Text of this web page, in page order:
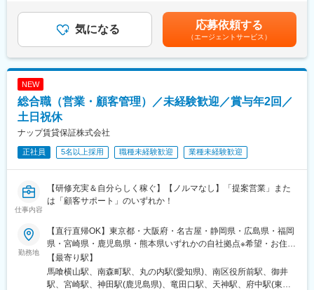
境の中で、即戦力としてご活躍いただける方を歓迎します
変更の範囲：会社の定める業務
今回募集の審査分析部は10名で構成をされており、AIや機械学習
などデータサイエンティストとしての高度な分析を行い、分析結
果を業務適用することがミッションです。
トのある業務に携わることができます。
■当ポジションの魅力：
協業をしているので、大規模データに触れながら課題分析～改善
イエンスの力でモデル作成や施策を開発すると、経営的な効果を
感じることができ事業への貢献度が高いです。
を担うマネジメントポジションだけでなく、エキスパート的役割
としてデータサイエンティストのスペシャリストを目指せます。
・スピード感のある環境で会社の利益に直結する案件に携わるこ
とができるので、常にエキサイティングな経験ができます。
・機械学習ツールとしてDataRobot、DWHとしてGCPを導入し、
ティブ）：年1回（会社業績および個人貢献度によりを支給）賃金
はあくまでも目安の金額であり、選考を通じて上下する可能性が
あります。月給(月額)は固定手当を含めた表記です。
気になる 応募依頼する
（エージェントサービス）
NEW
総合職（営業・顧客管理）／未経験歓迎／賞与年2回／
土日祝休
ナップ賃貸保証株式会社
正社員 5名以上採用 職種未経験歓迎 業種未経験歓迎
仕事内容
【研修充実＆自分らしく稼ぐ】【ノルマなし】「提案営業」また
は「顧客サポート」のいずれか！
勤務地
【直行直帰OK】東京都・大阪府・名古屋・静岡県・広島県・福岡
県・宮崎県・鹿児島県・熊本県いずれかの自社拠点※希望・お住ま
いのエリアを考慮の上決定※U・Iターン歓迎※希望により転勤も可
■東京本社 都営新宿線「馬喰横山駅」より徒歩2分 都営浅草線
「東日本橋駅」より徒歩5分 JR総武本線「馬喰町駅」より徒歩4
【最寄り駅】
馬喰横山駅、南森町駅、丸の内駅(愛知県)、南区役所前駅、御井
駅、宮崎駅、神田駅(鹿児島県)、竜田口駅、天神駅、府中駅(東京